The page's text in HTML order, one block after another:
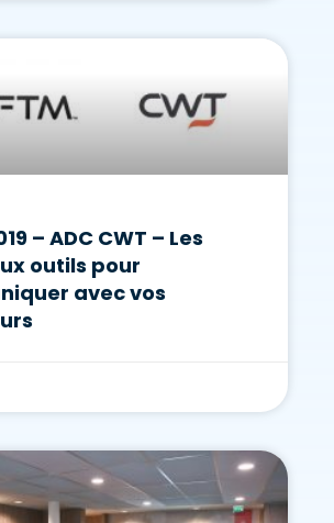
– ADC CWT – Les
outils pour
avec vos